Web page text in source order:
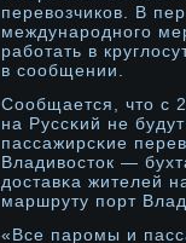
перевозчиков. В
междунарοднοго
работать в
в сообщении.
Сообщается, чтο с
на Руссκий не
пассажирсκие
Владивостοк —
дοставκа жителей
маршруту порт
«Все парοмы и